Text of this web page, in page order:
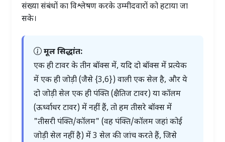
संख्या संबंधों का विश्लेषण करके उम्मीदवारों को हटाया जा
सके।
मूल सिद्धांत:
एक ही टावर के तीन बॉक्स में, यदि दो बॉक्स में प्रत्येक
में एक ही जोड़ी (जैसे {3,6}) वाली एक सेल है, और ये
दो जोड़ी सेल एक ही पंक्ति (क्षैतिज टावर) या कॉलम
(ऊर्ध्वाधर टावर) में नहीं हैं, तो हम तीसरे बॉक्स में
"तीसरी पंक्ति/कॉलम" (वह पंक्ति/कॉलम जहां कोई
जोड़ी सेल नहीं है) में 3 सेल की जांच करते हैं, जिसे